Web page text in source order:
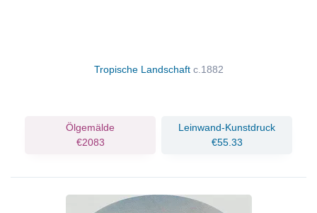
Tropische Landschaft c.1882
Ölgemälde
€2083
Leinwand-Kunstdruck
€55.33